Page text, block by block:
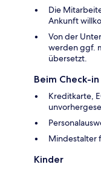
Die
Ankunft
Von der
werden ggf.
übersetzt.
Beim Check-
Kreditkarte,
Mindestalter
Kinder